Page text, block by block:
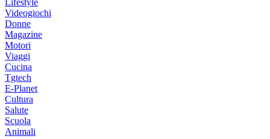
Lifestyle
Videogiochi
Donne
Magazine
Motori
Viaggi
Cucina
Tgtech
E-Planet
Cultura
Salute
Scuola
Animali